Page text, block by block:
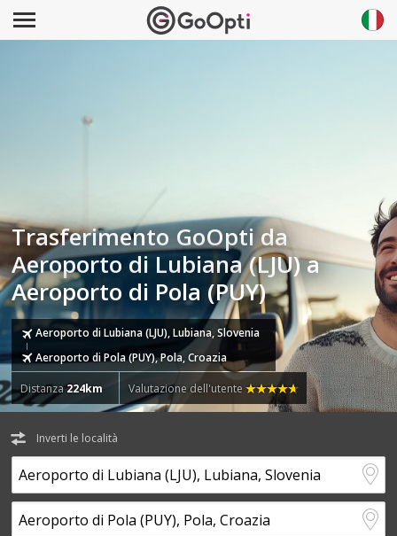
Trasferimento GoOpti da
Aeroporto di Lubiana (LJU) a
Aeroporto di Pola (PUY)
Aeroporto di Lubiana (LJU), Lubiana, Slovenia
Aeroporto di Pola (PUY), Pola, Croazia
Distanza224km Valutazione dell'utente
Inverti le località